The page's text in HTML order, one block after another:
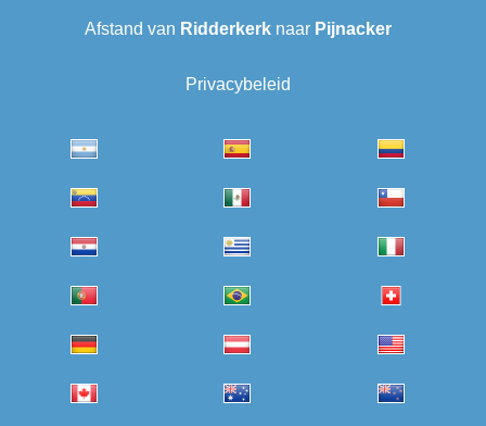
Afstand van Ridderkerknaar Pijnacker
Privacybeleid